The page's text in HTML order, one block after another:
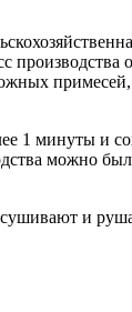
1 минуты и
можно
и